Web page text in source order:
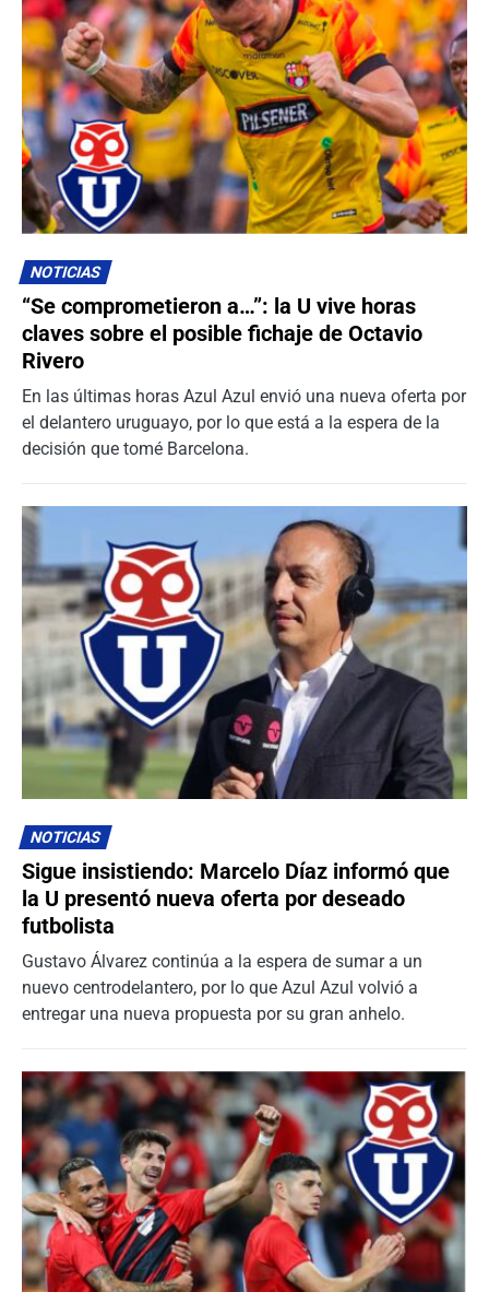
NOTICIAS
“Se comprometieron a…”: la U vive horas
claves sobre el posible fichaje de Octavio
Rivero
En las últimas horas Azul Azul envió una nueva oferta por
el delantero uruguayo, por lo que está a la espera de la
decisión que tomé Barcelona.
NOTICIAS
Sigue insistiendo: Marcelo Díaz informó que
la U presentó nueva oferta por deseado
futbolista
Gustavo Álvarez continúa a la espera de sumar a un
nuevo centrodelantero, por lo que Azul Azul volvió a
entregar una nueva propuesta por su gran anhelo.